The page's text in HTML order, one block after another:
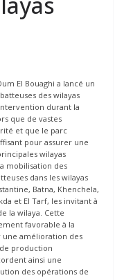
El Bouaghi a lancé un
des wilayas
durant la
que de vastes
et que le parc
pour assurer une
wilayas
mobilisation des
dans les wilayas
Batna, Khenchela,
et El Tarf, les invitant à
la wilaya. Cette
favorable à la
une amélioration des
production
ainsi une
des opérations de